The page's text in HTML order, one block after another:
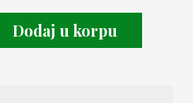
Dodaj u korpu